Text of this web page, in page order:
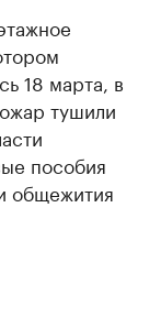
18 марта, в
тушили
пособия
общежития